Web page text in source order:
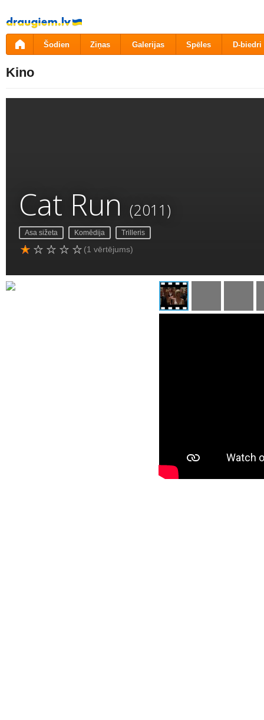
Pāriet
uz
saturu
Šodien Ziņas Galerijas Spēles D-biedri
Kino
Cat Run (2011)
Asa sižeta Komēdija Trilleris
(1 vērtējums)